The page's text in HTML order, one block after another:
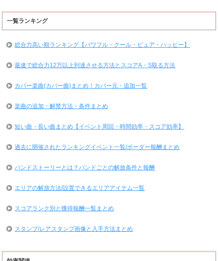
一覧ランキング
総合力高い順ランキング【パワフル・クール・ピュア・ハッピー】
最速で総合力12万以上到達させる方法とスコアA・S取る方法
カバー楽曲(カバー曲)まとめ！カバー元・追加一覧
楽曲の追加・解禁方法・条件まとめ
短い曲・長い曲まとめ【イベント周回・時間効率・スコア効率】
過去に開催されたランキングイベント一覧/ボーダー報酬まとめ
バンドストーリーとは？バンドごとの解放条件と報酬
エリアの解放方法/設置できるエリアアイテム一覧
スコアランク別と獲得報酬一覧まとめ
スタンプ/レアスタンプ画像と入手方法まとめ